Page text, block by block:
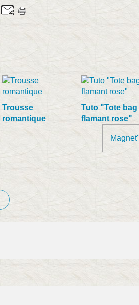
Trousse
romantique
Tuto "Tote bag
flamant rose"
Magnet'